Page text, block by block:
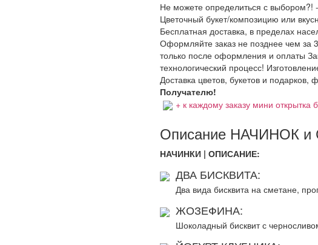
Не можете определиться с выбором?!
Цветочный букет/композицию или
Бесплатная доставка, в пределах
Оформляйте заказ не позднее чем за
только после оформления и оплаты
технологический процесс!
Доставка цветов, букетов и подарков,
Получателю!
+ к каждому заказу мини открытка
Описание НАЧИНОК и
НАЧИНКИ | ОПИСАНИЕ:
ДВА БИСКВИТА:
Два вида бисквита на сметане,
ЖОЗЕФИНА:
Шоколадный бисквит с